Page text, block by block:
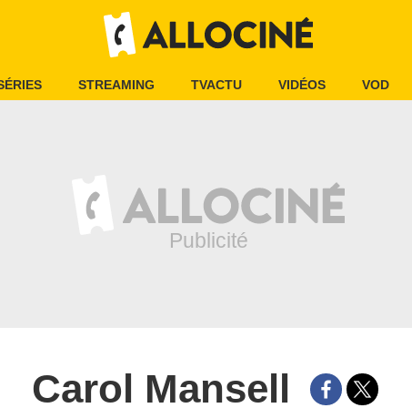
STREAMING TVACTU VIDÉOS VOD
Carol Mansell